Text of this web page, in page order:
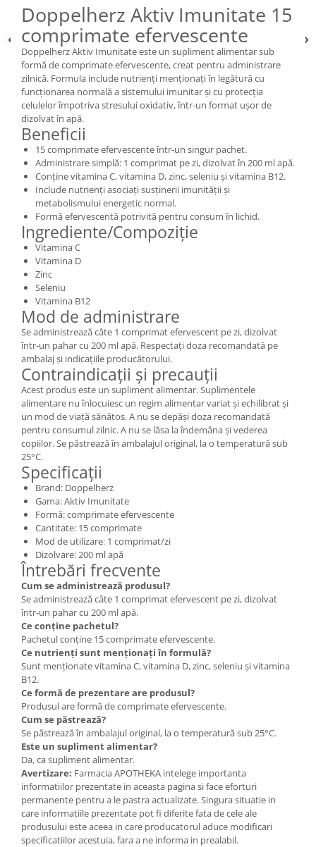
Doppelherz Aktiv Imunitate 15
comprimate efervescente
Doppelherz Aktiv Imunitate este un supliment alimentar sub
formă de comprimate efervescente, creat pentru administrare
zilnică. Formula include nutrienți menționați în legătură cu
funcționarea normală a sistemului imunitar și cu protecția
celulelor împotriva stresului oxidativ, într-un format ușor de
dizolvat în apă.
Beneficii
15 comprimate efervescente într-un singur pachet.
Administrare simplă: 1 comprimat pe zi, dizolvat în 200 ml apă.
Conține vitamina C, vitamina D, zinc, seleniu și vitamina B12.
Include nutrienți asociați susținerii imunității și
metabolismului energetic normal.
Formă efervescentă potrivită pentru consum în lichid.
Ingrediente/Compoziție
Vitamina C
Vitamina D
Zinc
Seleniu
Vitamina B12
Mod de administrare
Se administrează câte 1 comprimat efervescent pe zi, dizolvat
într-un pahar cu 200 ml apă. Respectați doza recomandată pe
ambalaj și indicațiile producătorului.
Contraindicații și precauții
Acest produs este un supliment alimentar. Suplimentele
alimentare nu înlocuiesc un regim alimentar variat și echilibrat și
un mod de viață sănătos. A nu se depăși doza recomandată
pentru consumul zilnic. A nu se lăsa la îndemâna și vederea
copiilor. Se păstrează în ambalajul original, la o temperatură sub
25°C.
Specificații
Brand: Doppelherz
Gama: Aktiv Imunitate
Formă: comprimate efervescente
Cantitate: 15 comprimate
Mod de utilizare: 1 comprimat/zi
Dizolvare: 200 ml apă
Întrebări frecvente
Cum se administrează produsul?
Se administrează câte 1 comprimat efervescent pe zi, dizolvat
într-un pahar cu 200 ml apă.
Ce conține pachetul?
Pachetul conține 15 comprimate efervescente.
Ce nutrienți sunt menționați în formulă?
Sunt menționate vitamina C, vitamina D, zinc, seleniu și vitamina
B12.
Ce formă de prezentare are produsul?
Produsul are formă de comprimate efervescente.
Cum se păstrează?
Se păstrează în ambalajul original, la o temperatură sub 25°C.
Este un supliment alimentar?
Da, ca supliment alimentar.
Avertizare: Farmacia APOTHEKA intelege importanta
informatiilor prezentate in aceasta pagina si face eforturi
permanente pentru a le pastra actualizate. Singura situatie in
care informatiile prezentate pot fi diferite fata de cele ale
produsului este aceea in care producatorul aduce modificari
specificatiilor acestuia, fara a ne informa in prealabil.